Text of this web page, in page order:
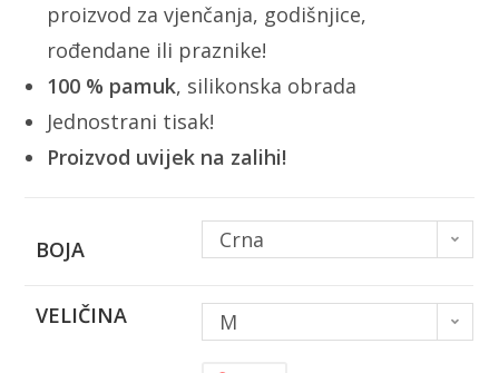
proizvod za vjenčanja, godišnjice,
rođendane ili praznike!
100 % pamuk, silikonska obrada
Jednostrani tisak!
Proizvod uvijek na zalihi!
BOJA Crna
VELIČINA M